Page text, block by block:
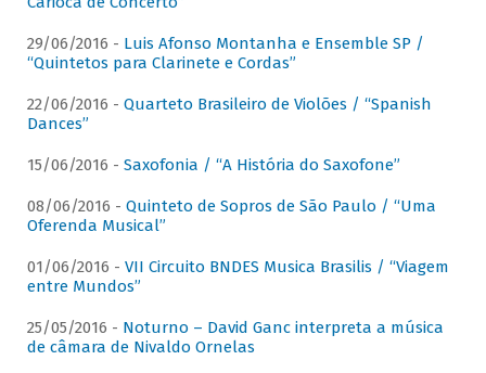
29/06/2016 - Luis Afonso Montanha e Ensemble SP /
“Quintetos para Clarinete e Cordas”
22/06/2016 - Quarteto Brasileiro de Violões / “Spanish
Dances”
15/06/2016 - Saxofonia / “A História do Saxofone”
08/06/2016 - Quinteto de Sopros de São Paulo / “Uma
Oferenda Musical”
01/06/2016 - VII Circuito BNDES Musica Brasilis / “Viagem
entre Mundos”
25/05/2016 - Noturno – David Ganc interpreta a música
de câmara de Nivaldo Ornelas